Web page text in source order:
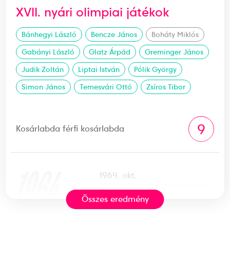
XVII. nyári olimpiai játékok
Bánhegyi László Bencze János
Boháty Miklós
Gabányi László
Glatz Árpád
Greminger János
Judik Zoltán
Liptai István
Pólik György
Simon János
Temesvári Ottó Zsíros Tibor
Kosárlabda férfi kosárlabda 9
1964. okt.
Tokió
Japán
Összes eredmény